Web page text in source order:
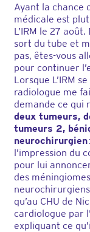
Ayant la chance
médicale est
L’IRM le 27
sort du tube et
pas, êtes-vous
pour continuer
Lorsque L’IRM
radiologue me
demande ce qui
deux tumeurs,
tumeurs 2,
neurochirurgien
l’impression du
pour lui
des
qu’au CHU de
cardiologue par
expliquant ce